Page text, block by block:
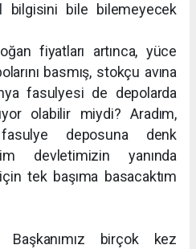
bilgisini bile bilemeyecek
fiyatları artınca, yüce
basmış, stokçu avına
fasulyesi de depolarda
olabilir miydi? Aradım,
deposuna denk
devletimizin yanında
tek başıma basacaktım
birçok kez